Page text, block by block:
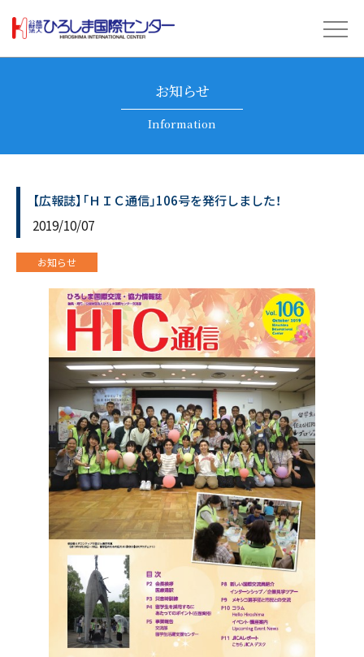
お知らせ
Information
【広報誌】「ＨＩＣ通信」106号を発行しました！
2019/10/07
お知らせ